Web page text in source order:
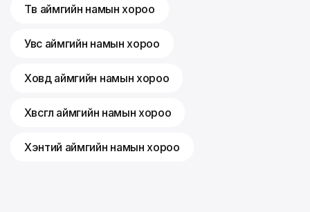
Төв аймгийн намын хороо
Увс аймгийн намын хороо
Ховд аймгийн намын хороо
Хөвсгөл аймгийн намын хороо
Хэнтий аймгийн намын хороо